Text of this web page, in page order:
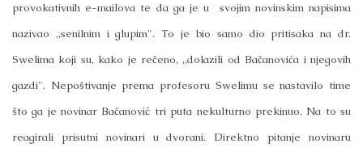
provokativnih e-mailova te da ga je u svojim novinskim napisima
nazivao „senilnim i glupim". To je bio samo dio pritisaka na dr.
Swelima koji su, kako je rečeno, „dolazili od Bačanovića i njegovih
gazdi". Nepoštivanje prema profesoru Swelimu se nastavilo time
što ga je novinar Bačanović tri puta nekulturno prekinuo. Na to su
reagirali prisutni novinari u dvorani. Direktno pitanje novinaru